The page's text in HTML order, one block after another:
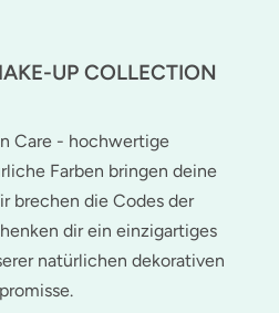
UP COLLECTION
Care - hochwertige
Farben bringen deine
brechen die Codes der
dir ein einzigartiges
natürlichen dekorativen